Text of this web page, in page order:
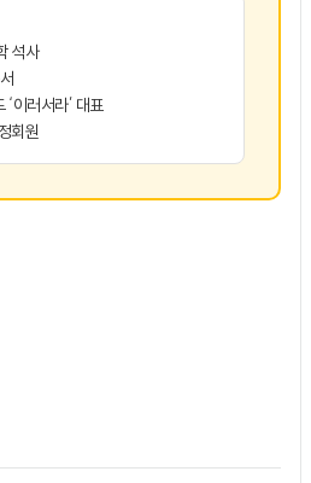
석사
이러서라’ 대표
회원